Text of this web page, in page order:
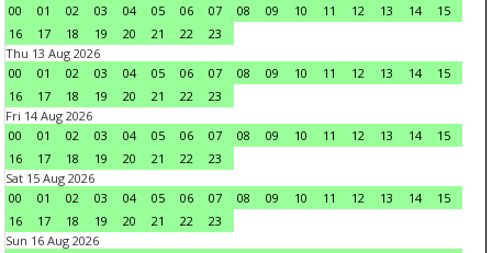
00
01 02 03 04 05 06 07 08 09 10 11 12 13 14
15
16
17 18 19 20 21 22
23
Thu 13 Aug 2026
00
01 02 03 04 05 06 07 08 09 10 11 12 13 14
15
16
17 18 19 20 21 22
23
Fri 14 Aug 2026
00
01 02 03 04 05 06 07 08 09 10 11 12 13 14
15
16
17 18 19 20 21 22
23
Sat 15 Aug 2026
00
01 02 03 04 05 06 07 08 09 10 11 12 13 14
15
16
17 18 19 20 21 22
23
Sun 16 Aug 2026